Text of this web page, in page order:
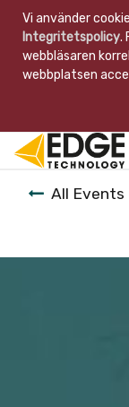
Vi använder
Integritetspolicy.
webbläsaren
webbplatsen
All Events